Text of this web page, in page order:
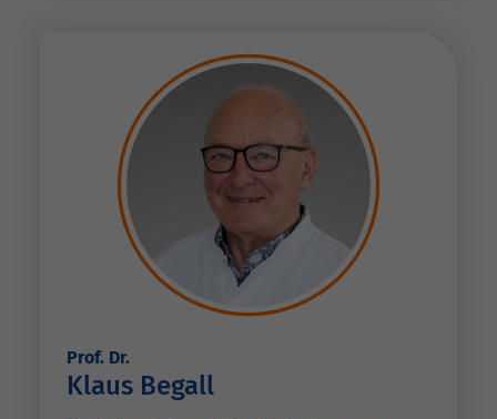
Prof. Dr.
Klaus Begall